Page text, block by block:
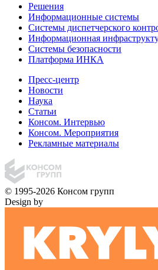
Решения
Информационные системы
Системы диспетчерского
Информационная
Системы безопасности
Платформа ИНКА
Пресс-центр
Новости
Наука
Статьи
Консом. Интервью
Консом. Мероприятия
Рекламные материалы
© 1995-2026 Консом групп
Design by